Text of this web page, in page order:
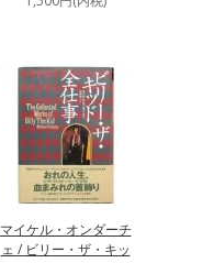
マイケル・オンダーチ
ェ / ビリー・ザ・キッ